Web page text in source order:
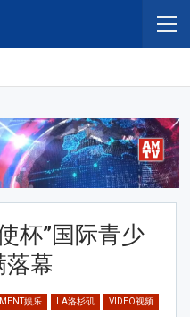
杯”国际青少
落幕
娱乐 LA洛杉矶 VIDEO视频